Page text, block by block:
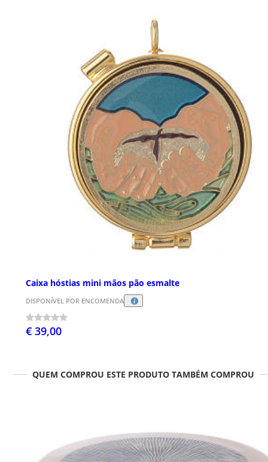
Caixa hóstias mini mãos pão esmalte
DISPONÍVEL POR ENCOMENDA
€ 39,00
QUEM COMPROU ESTE PRODUTO TAMBÉM COMPROU